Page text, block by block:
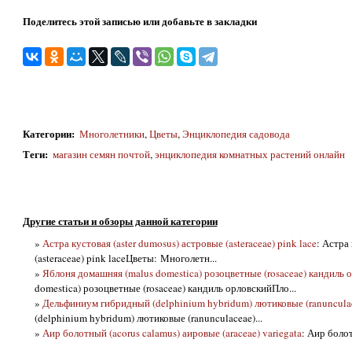
Поделитесь этой записью или добавьте в закладки
Категории: Многолетники,Цветы,Энциклопедия садовода
Теги: магазин семян почтой,энциклопедия комнатных растений онлайн
Другие статьи и обзоры данной категории
» Астра кустовая (aster dumosus) астровые (asteraceae) pink lace: Астра
(asteraceae) pink laceЦветы: Многолетн...
» Яблоня домашняя (malus domestica) розоцветные (rosaceae) кандиль
domestica) розоцветные (rosaceae) кандиль орловскийПло...
» Дельфиниум гибридный (delphinium hybridum) лютиковые
(delphinium hybridum) лютиковые (ranunculaceae)...
» Аир болотный (acorus calamus) аировые (araceae) variegata: Аир